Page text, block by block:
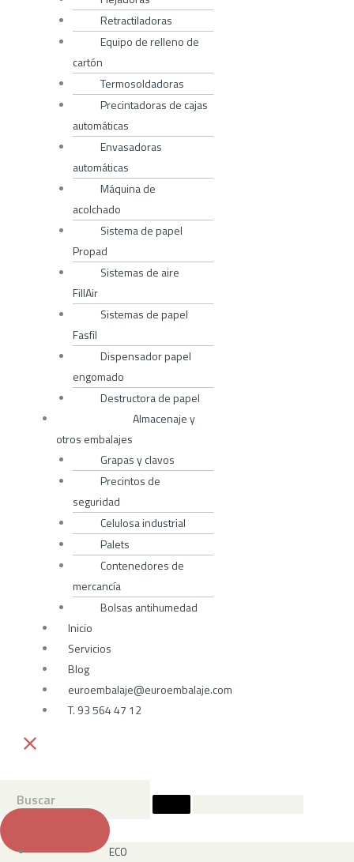
Retractiladoras
Equipo de relleno de
cartón
Termosoldadoras
Precintadoras de cajas
automáticas
Envasadoras
automáticas
Máquina de
acolchado
Sistema de papel
Propad
Sistemas de aire
FillAir
Sistemas de papel
Fasfil
Dispensador papel
engomado
Destructora de papel
Almacenaje y
otros embalajes
Grapas y clavos
Precintos de
seguridad
Celulosa industrial
Palets
Contenedores de
mercancía
Bolsas antihumedad
Inicio
Servicios
Blog
euroembalaje@euroembalaje.com
T. 93 564 47 12
ECO